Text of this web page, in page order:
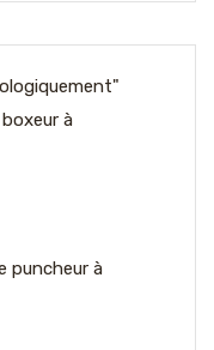
à
puncheur à